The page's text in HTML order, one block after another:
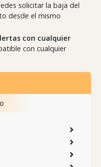
solicitar la baja del
desde el mismo
con cualquier
con cualquier